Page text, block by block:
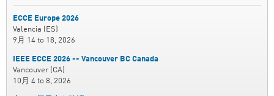
ECCE Europe 2026
Valencia (ES)
9月 14 to 18, 2026
IEEE ECCE 2026 -- Vancouver BC Canada
Vancouver (CA)
10月 4 to 8, 2026